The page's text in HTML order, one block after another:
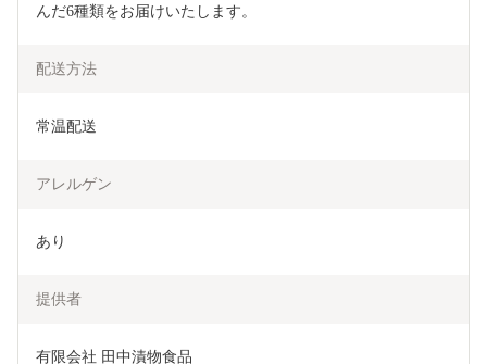
んだ6種類をお届けいたします。
配送方法
常温配送
アレルゲン
あり
提供者
有限会社 田中漬物食品